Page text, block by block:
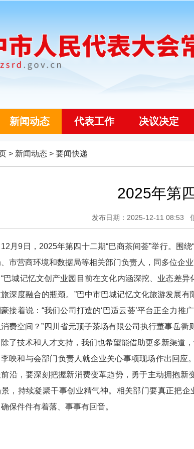
新闻动态 代表工作 决议决定
> 新闻动态 > 要闻快递
2025年第
发布日期：2025-12-11 08:53
12月9日，2025年第四十二期“巴商茶间荟”举行。围
市营商环境和数据局等相关部门负责人，同多位企
“巴城记忆文创产业园目前在文化内涵深挖、业态差
深度融合的瓶颈。”巴中市巴城记忆文化旅游发展
接着说：“我们公司打造的‘巴适云荟’平台正全力推
费空间？”四川省元顶子茶场有限公司执行董事岳
了技术和人才支持，我们也希望能借助更多新渠道
李映和与会部门负责人就企业关心事项现场作出回
沿，要深刻把握新消费变革趋势，勇于主动拥抱
景，持续凝聚干事创业精气神。相关部门要真正把企
保件件有着落、事事有回音。